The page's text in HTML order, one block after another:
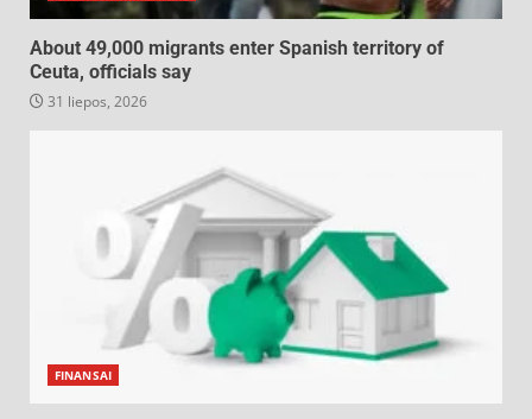
About 49,000 migrants enter Spanish territory of
Ceuta, officials say
31 liepos, 2026
FINANSAI